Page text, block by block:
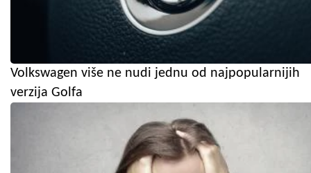
Volkswagen više ne nudi jednu od najpopularnijih
verzija Golfa